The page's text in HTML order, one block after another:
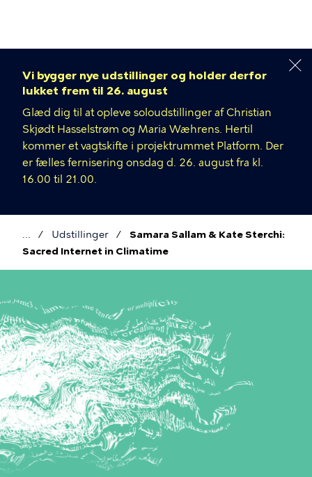
Vi bygger nye udstillinger og holder derfor
lukket frem til 26. august
Glæd dig til at opleve soloudstillinger af Christian
Skjødt Hasselstrøm og Maria Wæhrens. Hertil
kommer et vagtskifte i projektrummet Platform. Der
er fælles fernisering onsdag d. 26. august fra kl.
16.00 til 21.00.
Brødkrumme
Udstillinger
Samara Sallam & Kate Sterchi:
Sacred Internet in Climatime